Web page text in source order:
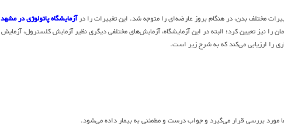
مختلف بدن، در هنگام بروز عارضه‌ای را متوجه شد. این تغییرات را درآزمایشگاه پاتولوژی در مشهد
مورد بررسی قرار می‌گیرد و جواب درست و مطمئنی به بیمار داده می‌شود.